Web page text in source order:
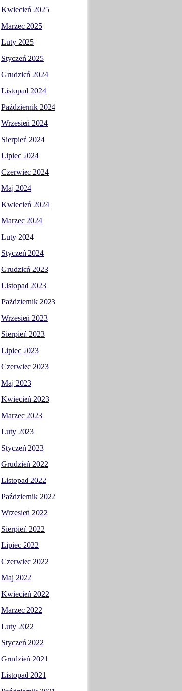
Kwiecień 2025
Marzec 2025
Luty 2025
Styczeń 2025
Grudzień 2024
Listopad 2024
Październik 2024
Wrzesień 2024
Sierpień 2024
Lipiec 2024
Czerwiec 2024
Maj 2024
Kwiecień 2024
Marzec 2024
Luty 2024
Styczeń 2024
Grudzień 2023
Listopad 2023
Październik 2023
Wrzesień 2023
Sierpień 2023
Lipiec 2023
Czerwiec 2023
Maj 2023
Kwiecień 2023
Marzec 2023
Luty 2023
Styczeń 2023
Grudzień 2022
Listopad 2022
Październik 2022
Wrzesień 2022
Sierpień 2022
Lipiec 2022
Czerwiec 2022
Maj 2022
Kwiecień 2022
Marzec 2022
Luty 2022
Styczeń 2022
Grudzień 2021
Listopad 2021